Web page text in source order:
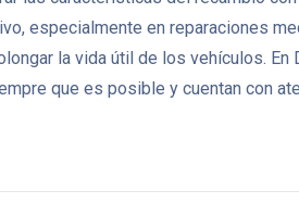
especialmente en reparaciones
la vida útil de los vehículos.
que es posible y cuentan con